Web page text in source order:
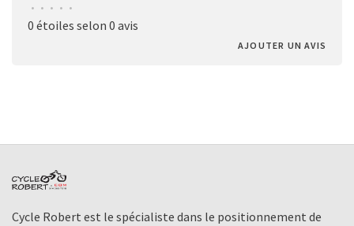
• • • • •
0 étoiles selon 0 avis
AJOUTER UN AVIS
Cycle Robert est le spécialiste dans le positionnement de